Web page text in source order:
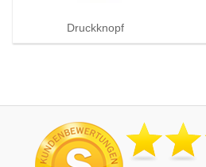
Druckknopf